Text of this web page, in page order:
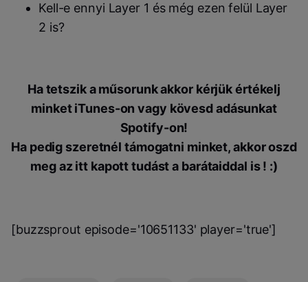
Kell-e ennyi Layer 1 és még ezen felül Layer
2 is?
Ha tetszik a műsorunk akkor kérjük értékelj
minket iTunes-on vagy kövesd adásunkat
Spotify-on!
Ha pedig szeretnél támogatni minket, akkor oszd
meg az itt kapott tudást a barátaiddal is ! :)
[buzzsprout episode='10651133' player='true']